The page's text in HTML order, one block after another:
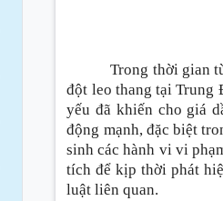
Trong thời gian
đột leo thang tại Trung
yếu đã khiến cho giá
động mạnh, đặc biệt
sinh các hành vi vi
tích để kịp thời phát
luật liên quan.